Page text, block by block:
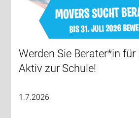
Werden Sie Berater*in für
Aktiv zur Schule!
1.7.2026